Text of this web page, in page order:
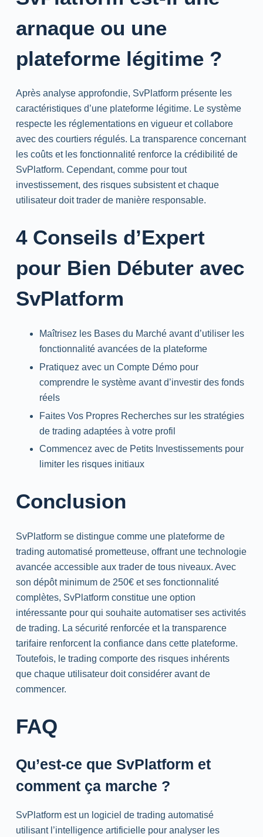
arnaque ou une
plateforme légitime ?
Après analyse approfondie, SvPlatform présente les
caractéristiques d’une plateforme légitime. Le système
respecte les réglementations en vigueur et collabore
avec des courtiers régulés. La transparence concernant
les coûts et les fonctionnalité renforce la crédibilité de
SvPlatform. Cependant, comme pour tout
investissement, des risques subsistent et chaque
utilisateur doit trader de manière responsable.
4 Conseils d’Expert
pour Bien Débuter avec
SvPlatform
Maîtrisez les Bases du Marché avant d’utiliser les
fonctionnalité avancées de la plateforme
Pratiquez avec un Compte Démo pour
comprendre le système avant d’investir des fonds
réels
Faites Vos Propres Recherches sur les stratégies
de trading adaptées à votre profil
Commencez avec de Petits Investissements pour
limiter les risques initiaux
Conclusion
SvPlatform se distingue comme une plateforme de
trading automatisé prometteuse, offrant une technologie
avancée accessible aux trader de tous niveaux. Avec
son dépôt minimum de 250€ et ses fonctionnalité
complètes, SvPlatform constitue une option
intéressante pour qui souhaite automatiser ses activités
de trading. La sécurité renforcée et la transparence
tarifaire renforcent la confiance dans cette plateforme.
Toutefois, le trading comporte des risques inhérents
que chaque utilisateur doit considérer avant de
commencer.
FAQ
Qu’est-ce que SvPlatform et
comment ça marche ?
SvPlatform est un logiciel de trading automatisé
utilisant l’intelligence artificielle pour analyser les